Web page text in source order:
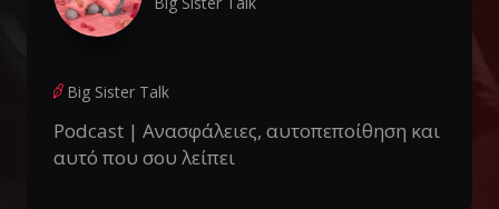
Big Sister Talk
Podcast | Ανασφάλειες, αυτοπεποίθηση και
αυτό που σου λείπει